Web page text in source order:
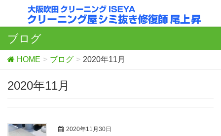
ブログ
HOME ブログ 2020年11月
2020年11月
2020年11月30日